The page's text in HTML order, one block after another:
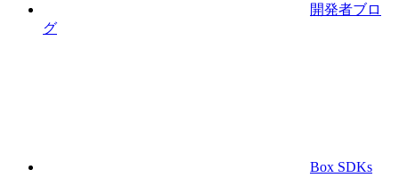
開発者ブロ
グ
Box SDKs